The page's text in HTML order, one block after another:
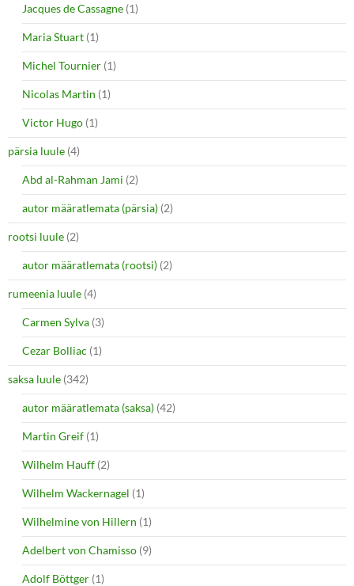
Jacques de Cassagne (1)
Maria Stuart (1)
Michel Tournier (1)
Nicolas Martin (1)
Victor Hugo (1)
pärsia luule (4)
Abd al-Rahman Jami (2)
autor määratlemata (pärsia) (2)
rootsi luule (2)
autor määratlemata (rootsi) (2)
rumeenia luule (4)
Carmen Sylva (3)
Cezar Bolliac (1)
saksa luule (342)
autor määratlemata (saksa) (42)
Martin Greif (1)
Wilhelm Hauff (2)
Wilhelm Wackernagel (1)
Wilhelmine von Hillern (1)
Adelbert von Chamisso (9)
Adolf Böttger (1)